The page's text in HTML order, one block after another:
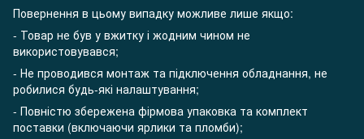
Повернення в цьому випадку можливе лише якщо:
- Товар не був у вжитку і жодним чином не
використовувався;
- Не проводився монтаж та підключення обладнання, не
робилися будь-які налаштування;
- Повністю збережена фірмова упаковка та комплект
поставки (включаючи ярлики та пломби);